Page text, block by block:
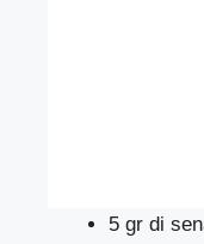
5 gr di